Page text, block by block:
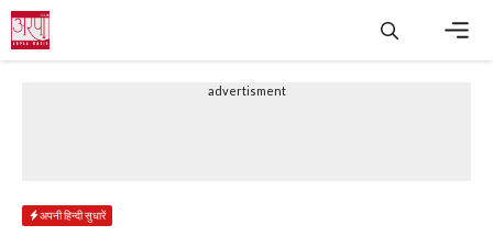
Skip
to
content
advertisment
अपनी हिन्दी सुधारें